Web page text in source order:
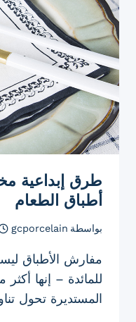
طرق إبداعية
أطباق الطعام
بواسطة gcporcelain
مفارش الأطباق
للمائدة – إنها
المستديرة تحول